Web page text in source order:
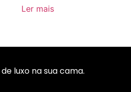
Ler mais
luxo na sua cama.